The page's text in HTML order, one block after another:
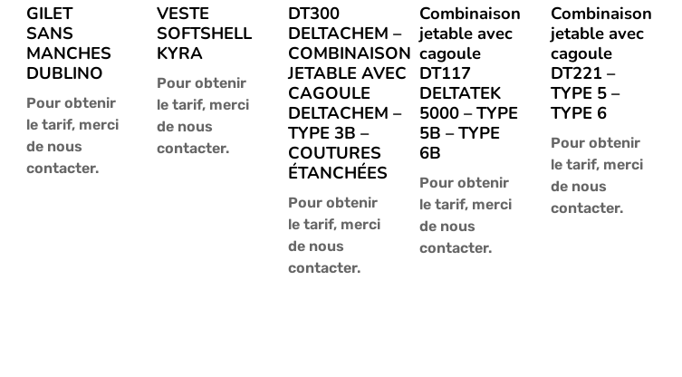
GILET
SANS
MANCHES
DUBLINO
Pour obtenir
le tarif, merci
de nous
contacter.
VESTE
SOFTSHELL
KYRA
Pour obtenir
le tarif, merci
de nous
contacter.
DT300
DELTACHEM –
COMBINAISON
JETABLE AVEC
CAGOULE
DELTACHEM –
TYPE 3B –
COUTURES
ÉTANCHÉES
Pour obtenir
le tarif, merci
de nous
contacter.
Combinaison
jetable avec
cagoule
DT117
DELTATEK
5000 – TYPE
5B – TYPE
6B
Pour obtenir
le tarif, merci
de nous
contacter.
Combinaison
jetable avec
cagoule
DT221 –
TYPE 5 –
TYPE 6
Pour obtenir
le tarif, merci
de nous
contacter.